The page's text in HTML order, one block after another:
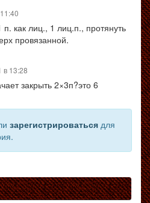
п. как лиц., 1 лиц.п., протянуть
провязанной.
в 13:28
закрыть 2×3п?это 6
зарегистрироваться для